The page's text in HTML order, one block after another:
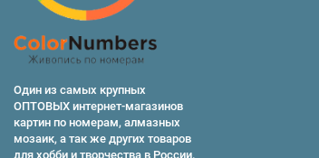
Один из самых крупных
ОПТОВЫХ интернет-магазинов
картин по номерам, алмазных
мозаик, а так же других товаров
для хобби и творчества в России.